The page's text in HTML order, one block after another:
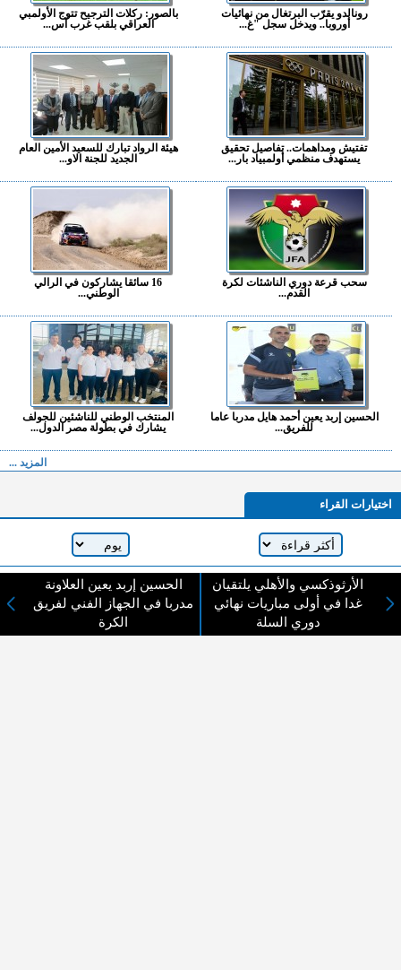
رونالدو يقرّب البرتغال من نهائيات
أوروبا.. ويدخل سجل "غ...
بالصور: ركلات الترجيح تتوج الأولمبي
العراقي بلقب غرب آس...
تفتيش ومداهمات.. تفاصيل تحقيق
يستهدف منظمي أولمبياد بار...
هيئة الرواد تبارك للسعيد الأمين العام
الجديد للجنة الاو...
سحب قرعة دوري الناشئات لكرة
القدم...
16 سائقا يشاركون في الرالي
الوطني...
الحسين إربد يعين أحمد هايل مدربا عاما
للفريق...
المنتخب الوطني للناشئين للجولف
يشارك في بطولة مصر الدول...
المزيد ...
اختيارات القراء
لا يوجد مقالات
الأرثوذكسي والأهلي يلتقيان
غدا في أولى مباريات نهائي
دوري السلة
الحسين إربد يعين العلاونة
مدربا في الجهاز الفني لفريق
الكرة